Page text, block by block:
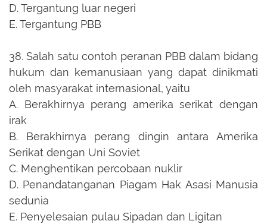
D.Tergantung luar negeri
E.Tergantung PBB
38. Salah satu contoh peranan PBB dalam bidang
hukum dan kemanusiaan yang dapat dinikmati
oleh masyarakat internasional, yaitu
A. Berakhirnya perang amerika serikat dengan
irak
B.
Berakhirnya perang dingin antara Amerika
Serikat dengan Uni Soviet
C. Menghentikan percobaan nuklir
D. Penandatanganan Piagam Hak Asasi Manusia
sedunia
E. Penyelesaian pulau Sipadan dan Ligitan